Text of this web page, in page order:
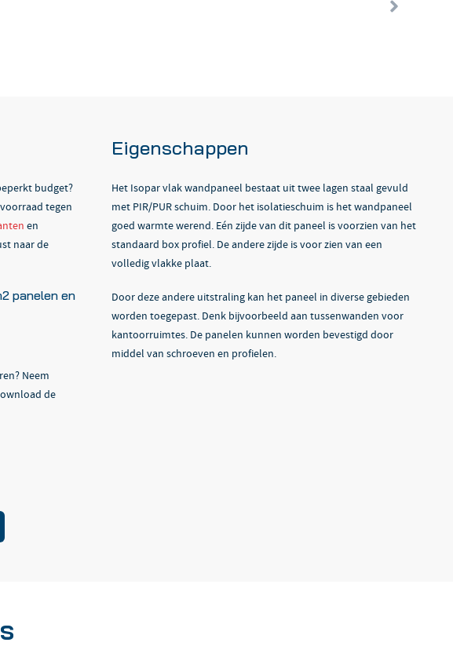
budget?
tegen
en
naar de
panelen en
Neem
de
Eigenschappen
Het Isopar vlak wandpaneel bestaat uit twee lagen staal gevuld
met PIR/PUR schuim. Door het isolatieschuim is het wandpaneel
goed warmte werend. Eén zijde van dit paneel is voorzien van het
standaard box profiel. De andere zijde is voor zien van een
volledig vlakke plaat.
Door deze andere uitstraling kan het paneel in diverse gebieden
worden toegepast. Denk bijvoorbeeld aan tussenwanden voor
kantoorruimtes. De panelen kunnen worden bevestigd door
middel van schroeven en profielen.